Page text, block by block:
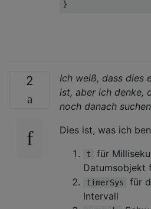
2
Ich weiß, dass dies
ist, aber ich denke,
noch danach
Dies ist, was ich
t
für
Datumsobjekt
timerSys
für
Intervall